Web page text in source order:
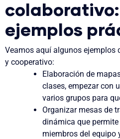
ejemplos
Veamos aquí algunos ejemplos
y cooperativo:
Elaboración de
clases, empezar con
varios grupos para
Organizar mesas de
dinámica que
miembros del equipo